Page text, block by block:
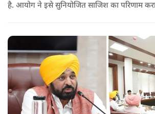
है. आयोग ने इसे सुनियोजित साजिश का परिणाम